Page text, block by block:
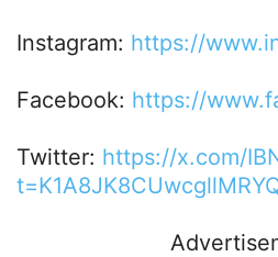
Instagram: https://
Facebook: https://
Twitter: https://x.com/